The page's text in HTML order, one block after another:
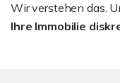
Wir verstehen das.
Ihre Immobilie